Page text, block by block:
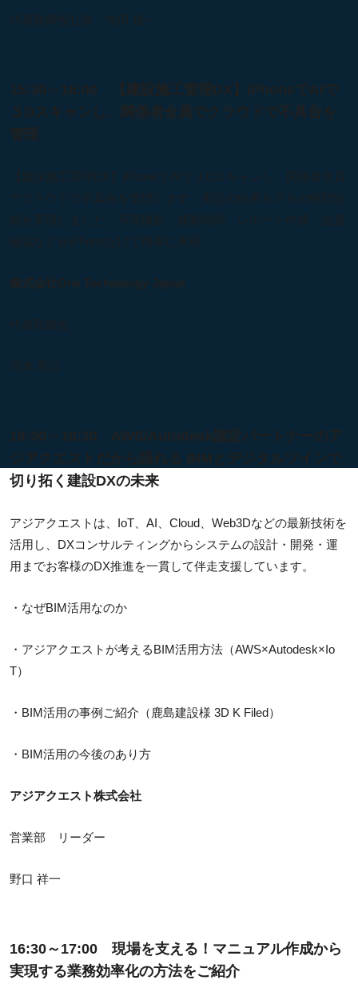
代表取締役社長 寺田 雄一
15:30～16:00 【建設施工管理DX】iPhoneでAIで
３Dスキャンし、関係者全員でクラウドで不具合を
管理
【建設施工管理DX】iPhoneでAIで３Dスキャンし、関係者全員
でクラウドで不具合を管理します。実証の結果６０％の時間短
縮を実現しました。写真撮影、移動時間、レポート作成、位置
確認などがiPhoneだけで簡単に実現。
株式会社One Technology Japan
代表取締役
16:00～16:30 AWS/Autodesk認定パートナーのア
ジアクエストだから語れる BIMとデジタルツインで
切り拓く建設DXの未来
アジアクエストは、IoT、AI、Cloud、Web3Dなどの最新技術を
活用し、DXコンサルティングからシステムの設計・開発・運
用までお客様のDX推進を一貫して伴走支援しています。
・なぜBIM活用なのか
・アジアクエストが考えるBIM活用方法（AWS×Autodesk×Io
T）
・BIM活用の事例ご紹介（鹿島建設様 3D K Filed）
・BIM活用の今後のあり方
アジアクエスト株式会社
営業部 リーダー
野口 祥一
16:30～17:00 現場を支える！マニュアル作成から
実現する業務効率化の方法をご紹介